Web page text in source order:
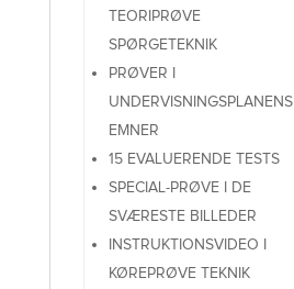
TEORIPRØVE
SPØRGETEKNIK
PRØVER I
UNDERVISNINGSPLANENS
EMNER
15 EVALUERENDE TESTS
SPECIAL-PRØVE I DE
SVÆRESTE BILLEDER
INSTRUKTIONSVIDEO I
KØREPRØVE TEKNIK